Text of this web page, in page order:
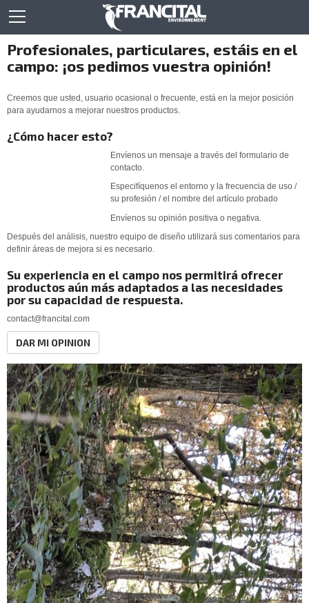
Profesionales, particulares, estáis en el
campo: ¡os pedimos vuestra opinión!
Creemos que usted, usuario ocasional o frecuente, está en la mejor posición
para ayudarnos a mejorar nuestros productos.
¿Cómo hacer esto?
Envíenos un mensaje a través del formulario de
contacto.
Especifíquenos el entorno y la frecuencia de uso /
su profesión / el nombre del artículo probado
Envíenos su opinión positiva o negativa.
Después del análisis, nuestro equipo de diseño utilizará sus comentarios para
definir áreas de mejora si es necesario.
Su experiencia en el campo nos permitirá ofrecer
productos aún más adaptados a las necesidades
por su capacidad de respuesta.
contact@francital.com
DAR MI OPINION